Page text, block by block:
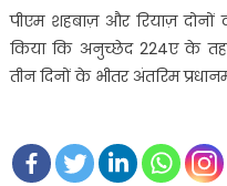
पीएम शहबाज़ और रियाज़ दोनों
किया कि अनुच्छेद 224ए के
तीन दिनों के भीतर अंतरिम